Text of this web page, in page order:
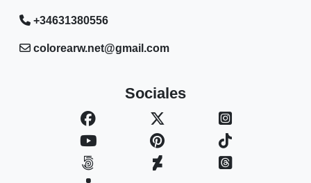
+34631380556
colorearw.net@gmail.com
Sociales